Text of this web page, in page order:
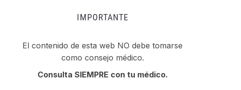
IMPORTANTE
El contenido de esta web NO debe tomarse
como consejo médico.
Consulta SIEMPRE con tu médico.